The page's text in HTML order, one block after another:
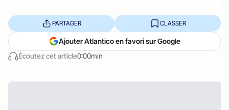
Écoutez cet article0:00min
PARTAGER CLASSER
Ajouter Atlantico en favori sur Google